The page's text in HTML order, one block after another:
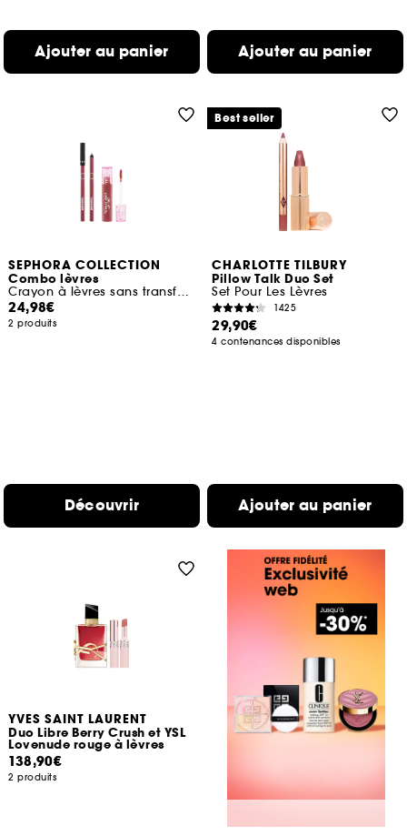
Ajouter au panier Ajouter au panier
SEPHORA COLLECTION
Combo lèvres
Crayon à lèvres sans transfert et Totally Juicy Lip Tint
24,98€
2 produits
Découvrir
CHARLOTTE TILBURY
Pillow Talk Duo Set
Set Pour Les Lèvres
1425
29,90€
4 contenances disponibles
Ajouter au panier
Best seller
YVES SAINT LAURENT
Duo Libre Berry Crush et YSL
Lovenude rouge à lèvres
138,90€
2 produits